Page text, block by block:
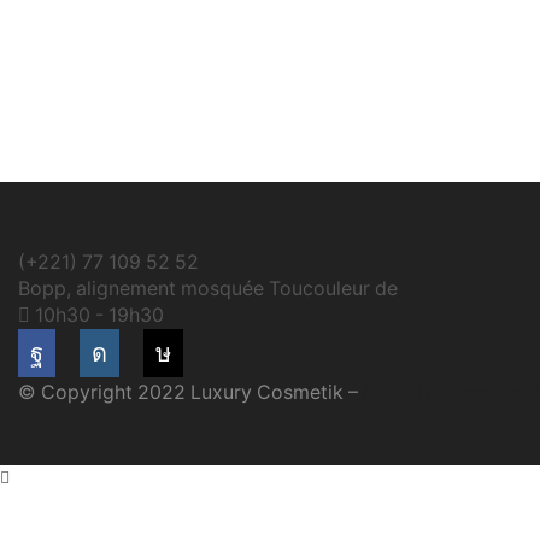
(+221) 77 109 52 52
Bopp, alignement mosquée Toucouleur de
10h30 - 19h30
FacebookInstagram
Tik-
© Copyright 2022 Luxury Cosmetik –